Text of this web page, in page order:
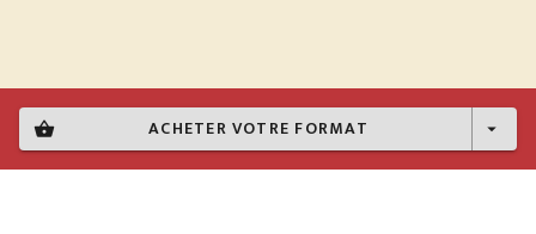
shopping_basket ACHETER VOTRE FORMAT arrow_drop_down
Données personnelles
Paramétrer vos cookies
Mentions légales